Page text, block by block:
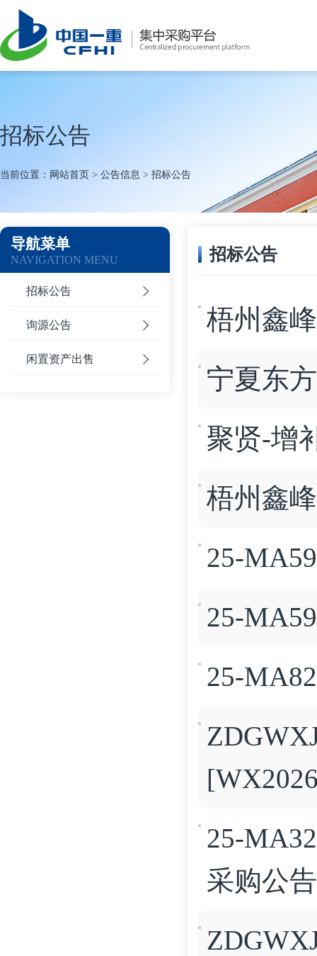
招标公告
当前位置： 网站首页 > 公告信息 > 招标公告
导航菜单
NAVIGATION MENU
招标公告
询源公告
闲置资产出售
招标公告
梧州鑫
宁夏东
聚贤-增
梧州鑫
25-
25-
25-
25-
采购公告